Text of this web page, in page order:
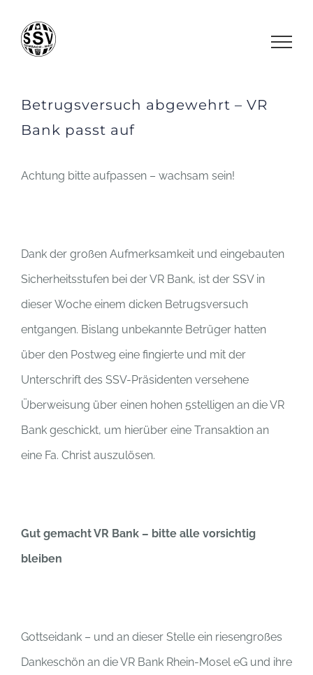
Inhalt
Betrugsversuch abgewehrt – VR
Bank passt auf
Achtung bitte aufpassen – wachsam sein!
Dank der großen Aufmerksamkeit und eingebauten
Sicherheitsstufen bei der VR Bank, ist der SSV in
dieser Woche einem dicken Betrugsversuch
entgangen. Bislang unbekannte Betrüger hatten
über den Postweg eine fingierte und mit der
Unterschrift des SSV-Präsidenten versehene
Überweisung über einen hohen 5stelligen an die VR
Bank geschickt, um hierüber eine Transaktion an
eine Fa. Christ auszulösen.
Gut gemacht VR Bank – bitte alle vorsichtig
bleiben
Gottseidank – und an dieser Stelle ein riesengroßes
Dankeschön an die VR Bank Rhein-Mosel eG und ihre